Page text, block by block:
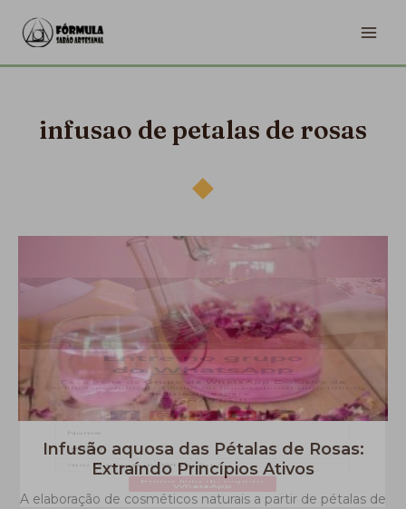
para
o
infusao de petalas de rosas
Infusão aquosa das Pétalas de Rosas:
Extraíndo Princípios Ativos
A elaboração de cosméticos naturais a partir de pétalas de